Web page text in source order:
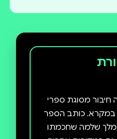
חיבור מסוגת ספרי
במקרא. כותב הספר
שלמה שחכמתו